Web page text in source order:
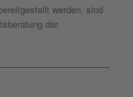
werden, sind
dar.